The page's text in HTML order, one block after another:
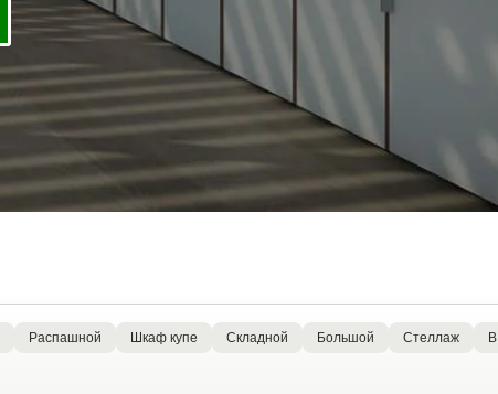
Распашной Шкаф купе Складной Большой Стеллаж